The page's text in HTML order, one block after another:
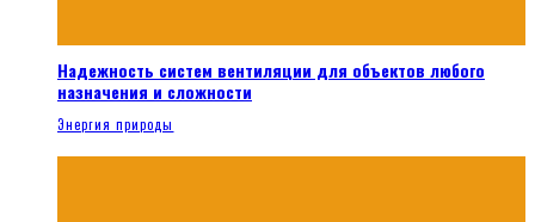
Надежность систем вентиляции для объектов любого
назначения и сложности
Энергия природы